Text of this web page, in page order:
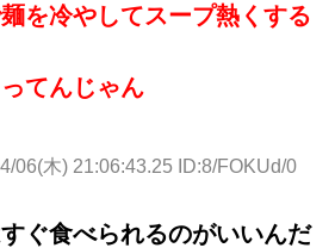
を冷やしてスープ熱くする
てんじゃん
06(木) 21:06:43.25 ID:8/FOKUd/0
ぐ食べられるのがいいんだ